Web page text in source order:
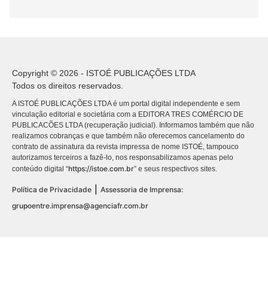
Copyright © 2026 - ISTOÉ PUBLICAÇÕES LTDA
Todos os direitos reservados.
A ISTOÉ PUBLICAÇÕES LTDA é um portal digital independente e sem
vinculação editorial e societária com a EDITORA TRES COMÉRCIO DE
PUBLICACÕES LTDA (recuperação judicial). Informamos também que não
realizamos cobranças e que também não oferecemos cancelamento do
contrato de assinatura da revista impressa de nome ISTOÉ, tampouco
autorizamos terceiros a fazê-lo, nos responsabilizamos apenas pelo
conteúdo digital “https://istoe.com.br” e seus respectivos sites.
Política de Privacidade
Assessoria de Imprensa:
grupoentre.imprensa@agenciafr.com.br